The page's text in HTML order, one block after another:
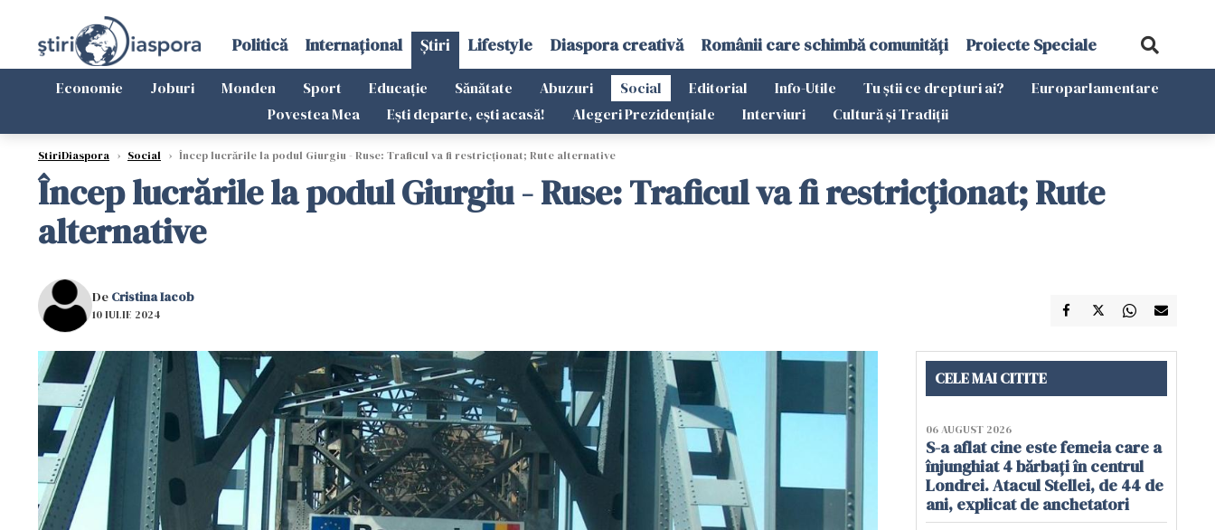
Politică Internațional Știri Lifestyle Diaspora creativă Românii care schimbă comunități Proiecte Speciale
Economie Joburi Monden Sport Educație Sănătate Abuzuri Social Editorial Info-Utile Tu știi ce drepturi ai?
Europarlamentare
Povestea Mea
Ești departe, ești acasă! Alegeri Prezidențiale Interviuri Cultură și Tradiții
StiriDiaspora › Social › Încep lucrările la podul Giurgiu - Ruse: Traficul va fi restricționat; Rute alternative
Încep lucrările la podul Giurgiu - Ruse: Traficul va fi restricționat; Rute
alternative
De Cristina Iacob
10 IULIE 2024
CELE MAI CITITE
06 AUGUST 2026
S-a aflat cine este femeia care a
înjunghiat 4 bărbați în centrul
Londrei. Atacul Stellei, de 44 de
ani, explicat de anchetatori